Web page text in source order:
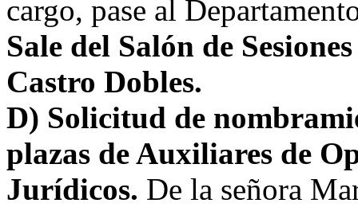
cargo, pase al
Sale del Salón de
Castro Dobles.
D) Solicitud de
plazas de Auxiliares de
Jurídicos. De la señora